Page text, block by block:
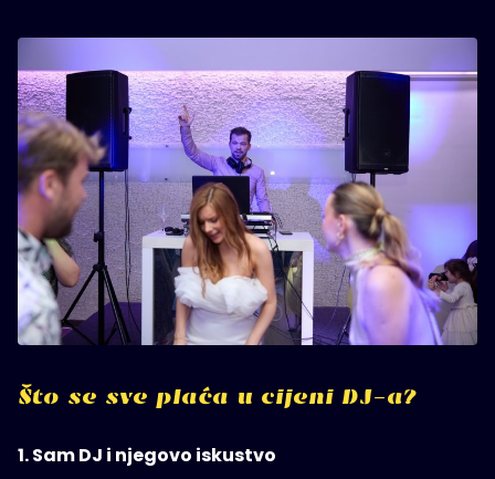
Što se sve plaća u cijeni DJ-a?
1. Sam DJ i njegovo iskustvo